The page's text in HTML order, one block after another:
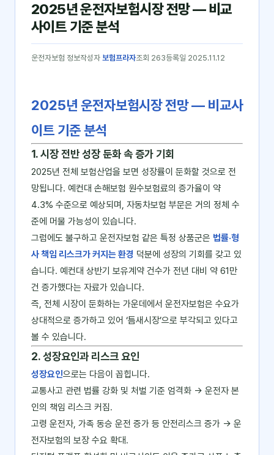
2025년 운전자보험시장 전망 — 비교
사이트 기준 분석
운전자보험 정보작성자 보험프라자조회 263등록일 2025.11.12
2025년 운전자보험시장 전망 ― 비교사
이트 기준 분석
1. 시장 전반 성장 둔화 속 증가 기회
2025년 전체 보험산업을 보면 성장률이 둔화할 것으로 전
망됩니다. 예컨대 손해보험 원수보험료의 증가율이 약
4.3% 수준으로 예상되며, 자동차보험 부문은 거의 정체 수
준에 머물 가능성이 있습니다.
그럼에도 불구하고 운전자보험 같은 특정 상품군은 법률·형
사 책임 리스크가 커지는 환경 덕분에 성장의 기회를 갖고 있
습니다. 예컨대 상반기 보유계약 건수가 전년 대비 약 61만
건 증가했다는 자료가 있습니다.
즉, 전체 시장이 둔화하는 가운데에서 운전자보험은 수요가
상대적으로 증가하고 있어 ‘틈새시장’으로 부각되고 있다고
볼 수 있습니다.
2. 성장요인과 리스크 요인
성장요인으로는 다음이 꼽힙니다.
교통사고 관련 법률 강화 및 처벌 기준 엄격화 → 운전자 본
인의 책임 리스크 커짐.
고령 운전자, 가족 동승 운전 증가 등 안전리스크 증가 → 운
전자보험의 보장 수요 확대.